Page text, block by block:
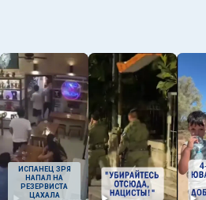
ИСПАНЕЦ ЗРЯ
НАПАЛ НА
РЕЗЕРВИСТА
ЦАХАЛА